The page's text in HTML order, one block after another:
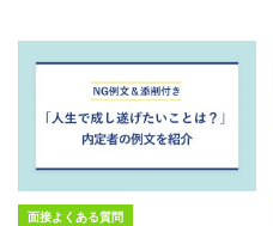
面接よくある質問